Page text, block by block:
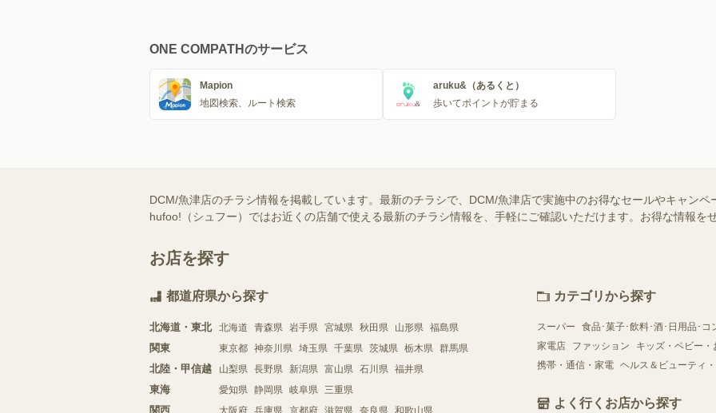
ONE COMPATHのサービス
Mapion
地図検索、ルート検索
aruku&（あるくと）
歩いてポイントが貯まる
DCM/魚津店のチラシ情報を掲載しています。最新のチラシで、DCM/魚津店で実施中のお得なセールやキャン
hufoo!（シュフー）ではお近くの店舗で使える最新のチラシ情報を、手軽にご確認いただけます。お得な情報を
お店を探す
都道府県から探す
北海道・東北 北海道 青森県 岩手県 宮城県 秋田県 山形県 福島県
関東 東京都 神奈川県 埼玉県 千葉県 茨城県 栃木県 群馬県
北陸・甲信越 山梨県 長野県 新潟県 富山県 石川県 福井県
東海 愛知県 静岡県 岐阜県 三重県
関西 大阪府 兵庫県 京都府 滋賀県 奈良県 和歌山県
カテゴリから探す
スーパー 食品･菓子･飲料･酒･日用品･コ
家電店
ファッション キッズ・ベビー・
携帯・通信・家電 ヘルス＆ビューティ
よく行くお店から探す